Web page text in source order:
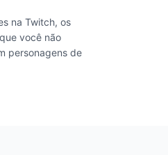
na Twitch, os
você não
personagens de